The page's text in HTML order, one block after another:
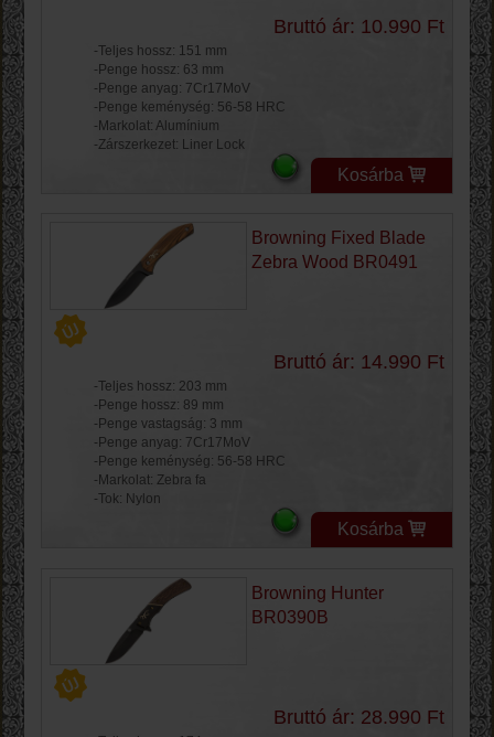
Bruttó ár: 10.990 Ft
-Teljes hossz: 151 mm
-Penge hossz: 63 mm
-Penge anyag: 7Cr17MoV
-Penge keménység: 56-58 HRC
-Markolat: Alumínium
-Zárszerkezet: Liner Lock
Kosárba
Browning Fixed Blade
Zebra Wood BR0491
Bruttó ár: 14.990 Ft
-Teljes hossz: 203 mm
-Penge hossz: 89 mm
-Penge vastagság: 3 mm
-Penge anyag: 7Cr17MoV
-Penge keménység: 56-58 HRC
-Markolat: Zebra fa
-Tok: Nylon
Kosárba
Browning Hunter
BR0390B
Bruttó ár: 28.990 Ft